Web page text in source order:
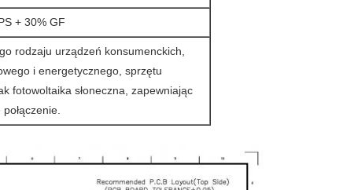
+ 30% GF
rodzaju urządzeń konsumenckich,
i energetycznego, sprzętu
fotowoltaika słoneczna, zapewniając